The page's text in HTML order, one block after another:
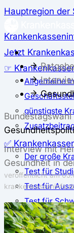
Hauptregion der
Jetzt
☞
Allgemeine
günstigste
✅
Der große
Test für
Test für
Test für
Test für
Interview mit
Gesundheit in
veröffentlicht am